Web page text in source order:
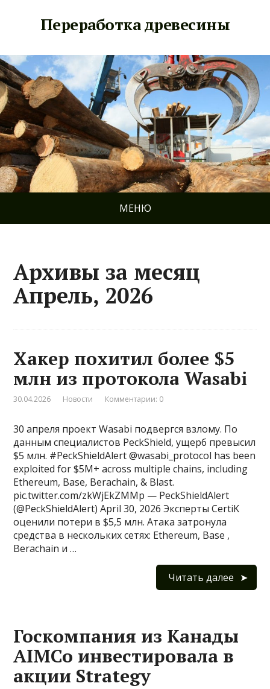
Переработка древесины
МЕНЮ
Архивы за месяц
Апрель, 2026
Хакер похитил более $5
млн из протокола Wasabi
30.04.2026 Новости Комментарии: 0
30 апреля проект Wasabi подвергся взлому. По
данным специалистов PeckShield, ущерб превысил
$5 млн. #PeckShieldAlert @wasabi_protocol has been
exploited for $5M+ across multiple chains, including
Ethereum, Base, Berachain, & Blast.
pic.twitter.com/zkWjEkZMMp — PeckShieldAlert
(@PeckShieldAlert) April 30, 2026 Эксперты CertiK
оценили потери в $5,5 млн. Атака затронула
средства в нескольких сетях: Ethereum, Base ,
Berachain и …
Читать далее
Госкомпания из Канады
AIMCo инвестировала в
акции Strategy